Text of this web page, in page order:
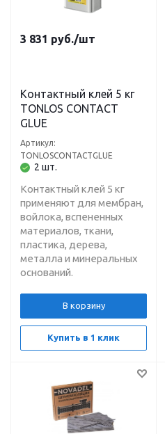
3 831 руб./шт
Контактный клей 5 кг
TONLOS CONTACT
GLUE
2 шт.
Артикул:
TONLOSCONTACTGLUE
Контактный клей 5 кг
применяют для мембран,
войлока, вспененных
материалов, ткани,
пластика, дерева,
металла и минеральных
оснований.
В корзину
Купить в 1 клик